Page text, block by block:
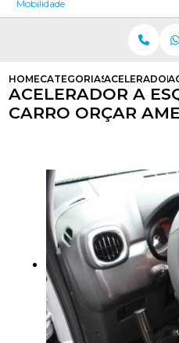
HOMECATEGORIAS
ACELERADOR A
CARRO ORÇAR